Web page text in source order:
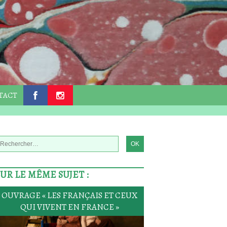
LE MÊME SUJET :
OUVRAGE « LES FRANÇAIS ET CEUX
QUI VIVENT EN FRANCE »